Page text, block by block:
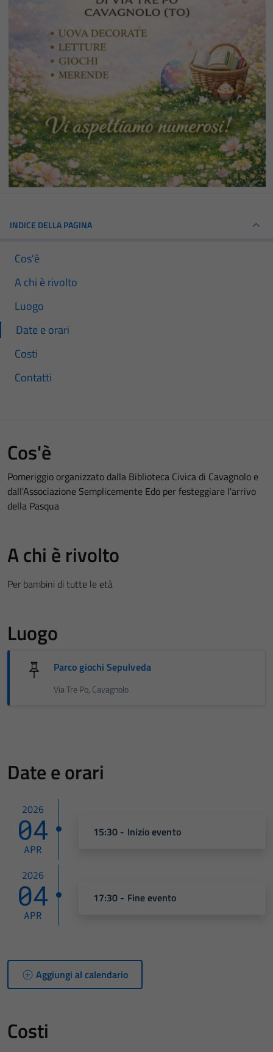
INDICE DELLA PAGINA
Cos'è
A chi è rivolto
Luogo
Date e orari
Costi
Contatti
Cos'è
Pomeriggio organizzato dalla Biblioteca Civica di Cavagnolo e
dall'Associazione Semplicemente Edo per festeggiare l'arrivo
della Pasqua
A chi è rivolto
Per bambini di tutte le età
Luogo
Parco giochi Sepulveda
Via Tre Po, Cavagnolo
Date e orari
2026
04
APR
15:30 - Inizio evento
2026
04
APR
17:30 - Fine evento
Aggiungi al calendario
Costi